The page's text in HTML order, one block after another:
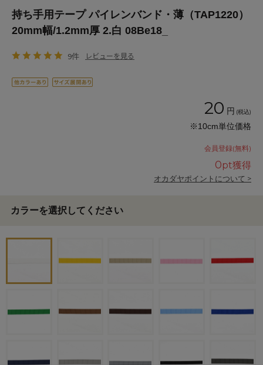
持ち手用テープ パイレンバンド・薄（TAP1220）
20mm幅/1.2mm厚 2.白 08Be18_
9件 レビューを見る
20 円 (税込)
※10cm単位価格
会員登録(無料)
0pt獲得
オカダヤポイントについて >
カラーを選択してください